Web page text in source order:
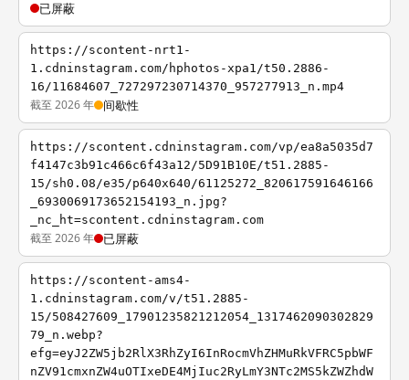
已屏蔽
https://scontent-nrt1-
1.cdninstagram.com/hphotos-xpa1/t50.2886-
16/11684607_727297230714370_957277913_n.mp4
截至 2026 年 间歇性
https://scontent.cdninstagram.com/vp/ea8a5035d7
f4147c3b91c466c6f43a12/5D91B10E/t51.2885-
15/sh0.08/e35/p640x640/61125272_820617591646166
_6930069173652154193_n.jpg?
_nc_ht=scontent.cdninstagram.com
截至 2026 年 已屏蔽
https://scontent-ams4-
1.cdninstagram.com/v/t51.2885-
15/508427609_17901235821212054_1317462090302829
79_n.webp?
efg=eyJ2ZW5jb2RlX3RhZyI6InRocmVhZHMuRkVFRC5pbWF
nZV91cmxnZW4uOTIxeDE4MjIuc2RyLmY3NTc2MS5kZWZhdW